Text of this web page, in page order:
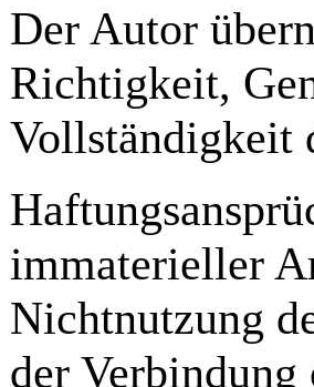
Der Autor
Richtigkeit,
Vollständigkeit
immaterieller
Nichtnutzung
der Verbindung